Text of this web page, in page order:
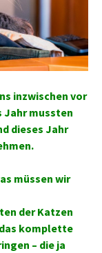
inzwischen vor
mussten
dieses Jahr
müssen wir
der Katzen
komplette
– die ja